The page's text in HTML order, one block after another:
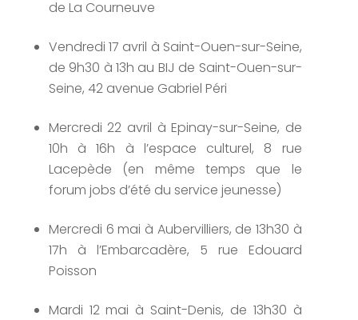
de La Courneuve
Vendredi 17 avril à Saint-Ouen-sur-Seine,
de 9h30 à 13h au BIJ de Saint-Ouen-sur-
Seine, 42 avenue Gabriel Péri
Mercredi 22 avril à Epinay-sur-Seine, de
10h à 16h à l’espace culturel, 8 rue
Lacepède (en même temps que le
forum jobs d’été du service jeunesse)
Mercredi 6 mai à Aubervilliers, de 13h30 à
17h à l’Embarcadère, 5 rue Edouard
Poisson
Mardi 12 mai à Saint-Denis, de 13h30 à